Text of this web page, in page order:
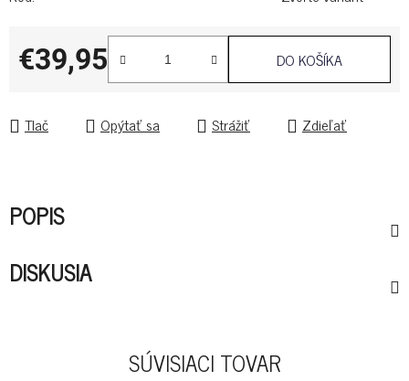
€39,95
Jednotková cena:
DO KOŠÍKA
Tlač Opýtať sa Strážiť Zdieľať
POPIS
DISKUSIA
SÚVISIACI TOVAR